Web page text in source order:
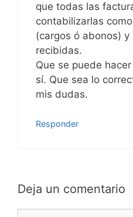
que todas las
contabilizarlas
(cargos ó abonos)
recibidas.
Que se puede
sí. Que sea lo
mis dudas.
Responder
Deja un comentario